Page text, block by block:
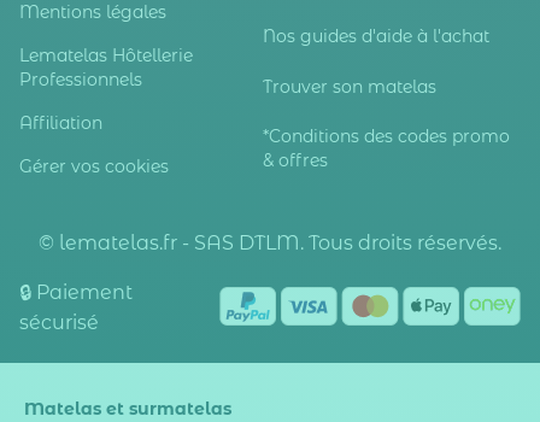
Mentions légales
Lematelas Hôtellerie
Professionnels
Affiliation
Gérer vos cookies
Nos guides d'aide à l'achat
Trouver son matelas
*Conditions des codes promo
& offres
© lematelas.fr - SAS DTLM. Tous droits réservés.
🔒 Paiement
sécurisé
Matelas et surmatelas